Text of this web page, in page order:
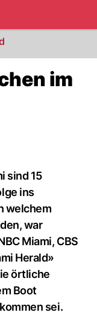
im
sind 15
ins
welchem
war
Miami, CBS
Herald»
örtliche
Boot
sei.